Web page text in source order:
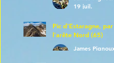
19 juil.
Pic d'Estaragne, par
l'arête Nord (65)
James